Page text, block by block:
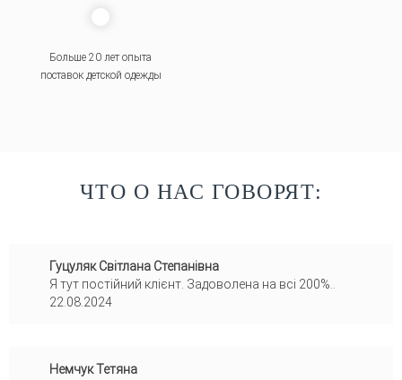
Больше 20 лет опыта
поставок детской одежды
ЧТО О НАС ГОВОРЯТ:
Гуцуляк Світлана Степанівна
Я тут постійний клієнт. Задоволена на всі 200%..
22.08.2024
Немчук Тетяна